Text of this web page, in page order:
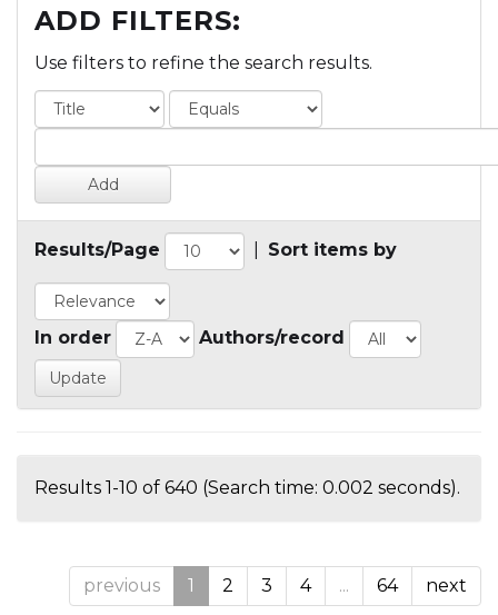
ADD FILTERS:
Use filters to refine the search results.
Results/Page Sort items by
In order Authors/record
Results 1-10 of 640 (Search time: 0.002 seconds).
previous 1 2 3 4 ... 64 next